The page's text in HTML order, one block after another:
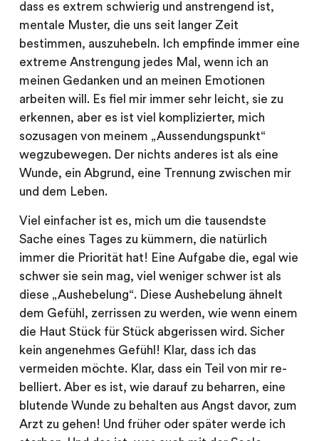
dass es extrem schwierig und anstrengend ist,
mentale Muster, die uns seit langer Zeit
bestimmen, auszuhebeln. Ich empfinde immer eine
extreme Anstrengung jedes Mal, wenn ich an
meinen Gedanken und an meinen Emotionen
arbeiten will. Es fiel mir immer sehr leicht, sie zu
erkennen, aber es ist viel komplizierter, mich
sozusagen von meinem „Aussendungspunkt“
wegzubewegen. Der nichts anderes ist als eine
Wunde, ein Abgrund, eine Trennung zwischen mir
und dem Leben.
Viel einfacher ist es, mich um die tausendste
Sache eines Tages zu kümmern, die natürlich
immer die Priorität hat! Eine Aufgabe die, egal wie
schwer sie sein mag, viel weniger schwer ist als
diese „Aushebelung“. Diese Aushebelung ähnelt
dem Gefühl, zerrissen zu werden, wie wenn einem
die Haut Stück für Stück abgerissen wird. Sicher
kein angenehmes Gefühl! Klar, dass ich das
vermeiden möchte. Klar, dass ein Teil von mir re-
belliert. Aber es ist, wie darauf zu beharren, eine
blutende Wunde zu behalten aus Angst davor, zum
Arzt zu gehen! Und früher oder später werde ich